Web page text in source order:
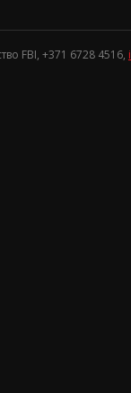
FBI, +371 6728 4516,